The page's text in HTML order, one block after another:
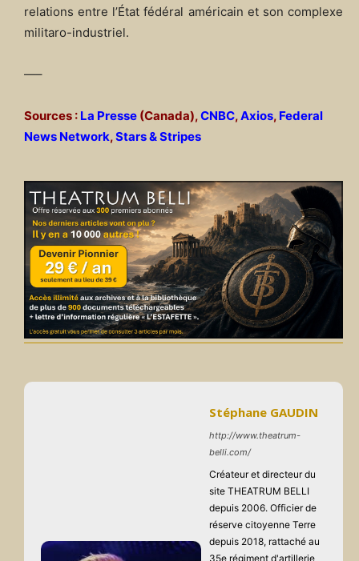
relations entre l’État fédéral américain et son complexe
militaro-industriel.
—–
Sources : La Presse (Canada),CNBC,Axios, Federal
News Network,Stars & Stripes
Stéphane GAUDIN
http://www.theatrum-
belli.com/
Créateur et directeur du
site THEATRUM BELLI
depuis 2006. Officier de
réserve citoyenne Terre
depuis 2018, rattaché au
35e régiment d'artillerie